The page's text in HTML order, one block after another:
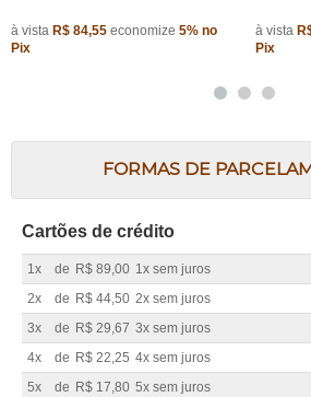
à vista R$ 84,55 economize 5% no
Pix
à vista
Pix
FORMAS DE
Cartões de crédito
1x de R$ 89,00 1x sem juros
2x
de R$ 44,50 2x sem juros
3x
de R$ 29,67 3x sem juros
4x
de R$ 22,25 4x sem juros
5x
de R$ 17,80 5x sem juros